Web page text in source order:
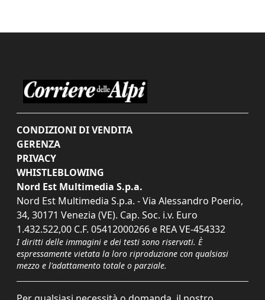
CONDIZIONI DI VENDITA
GERENZA
PRIVACY
WHISTLEBLOWING
Nord Est Multimedia S.p.a.
Nord Est Multimedia S.p.a. - Via Alessandro Poerio,
34, 30171 Venezia (VE). Cap. Soc. i.v. Euro
1.432.522,00 C.F. 05412000266 e REA VE-454332
I diritti delle immagini e dei testi sono riservati. È
espressamente vietata la loro riproduzione con qualsiasi
mezzo e l'adattamento totale o parziale.